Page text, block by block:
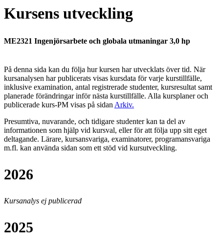
Kursens utveckling
ME2321 Ingenjörsarbete och globala utmaningar 3,0 hp
På denna sida kan du följa hur kursen har utvecklats över tid. När
kursanalysen har publicerats visas kursdata för varje kurstillfälle,
inklusive examination, antal registrerade studenter, kursresultat samt
planerade förändringar inför nästa kurstillfälle. Alla kursplaner och
publicerade kurs-PM visas på sidan Arkiv.
Presumtiva, nuvarande, och tidigare studenter kan ta del av
informationen som hjälp vid kursval, eller för att följa upp sitt eget
deltagande. Lärare, kursansvariga, examinatorer, programansvariga
m.fl. kan använda sidan som ett stöd vid kursutveckling.
2026
Kursanalys ej publicerad
2025